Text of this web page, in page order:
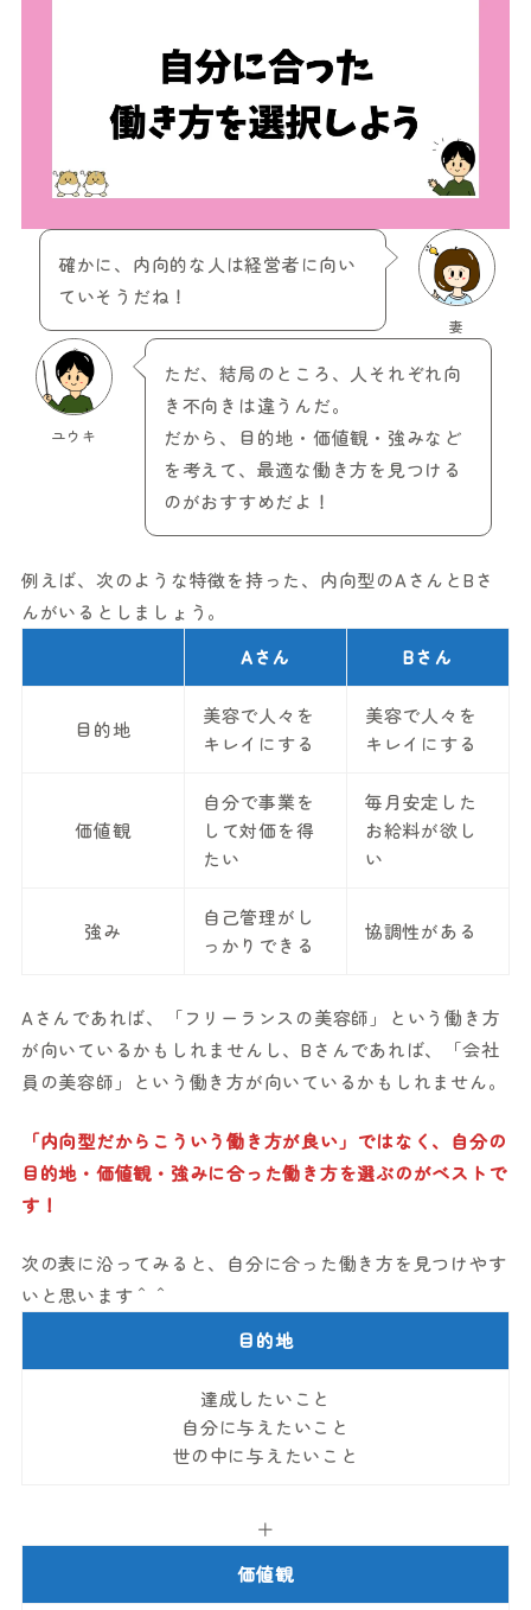
妻
確かに、内向的な人は経営者に向い
ていそうだね！
ユウキ
ただ、結局のところ、人それぞれ向
き不向きは違うんだ。
だから、目的地・価値観・強みなど
を考えて、最適な働き方を見つける
のがおすすめだよ！
例えば、次のような特徴を持った、内向型のAさんとBさ
んがいるとしましょう。
Aさん
Bさん
目的地
美容で人々を
キレイにする
美容で人々を
キレイにする
価値観
自分で事業を
して対価を得
たい
毎月安定した
お給料が欲し
い
強み
自己管理がし
っかりできる
協調性がある
Aさんであれば、「フリーランスの美容師」という働き方
が向いているかもしれませんし、Bさんであれば、「会社
員の美容師」という働き方が向いているかもしれません。
「内向型だからこういう働き方が良い」ではなく、自分の
目的地・価値観・強みに合った働き方を選ぶのがベストで
す！
次の表に沿ってみると、自分に合った働き方を見つけやす
いと思います＾＾
目的地
達成したいこと
自分に与えたいこと
世の中に与えたいこと
＋
価値観